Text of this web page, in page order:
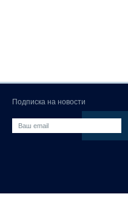
Подписка на новости